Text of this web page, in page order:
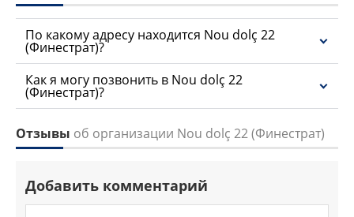
По какому адресу находится Nou dolç 22
(Финестрат)?
Как я могу позвонить в Nou dolç 22
(Финестрат)?
Отзывы об организации Nou dolç 22 (Финестрат)
Добавить комментарий